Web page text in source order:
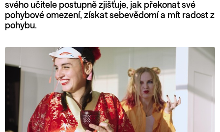
svého učitele postupně zjišťuje, jak překonat své
pohybové omezení, získat sebevědomí a mít radost z
pohybu.